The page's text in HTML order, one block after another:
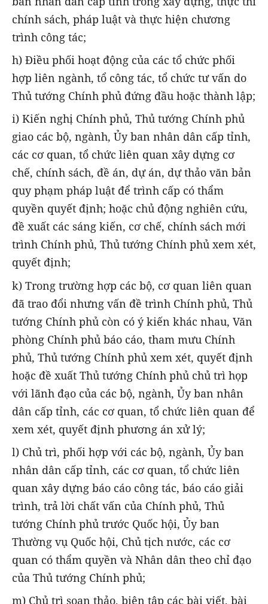
chính sách, pháp luật và thực hiện chương
trình công tác;
h) Điều phối hoạt động của các tổ chức phối
hợp liên ngành, tổ công tác, tổ chức tư vấn do
Thủ tướng Chính phủ đứng đầu hoặc thành lập;
i) Kiến nghị Chính phủ, Thủ tướng Chính phủ
giao các bộ, ngành, Ủy ban nhân dân cấp tỉnh,
các cơ quan, tổ chức liên quan xây dựng cơ
chế, chính sách, đề án, dự án, dự thảo văn bản
quy phạm pháp luật để trình cấp có thẩm
quyền quyết định; hoặc chủ động nghiên cứu,
đề xuất các sáng kiến, cơ chế, chính sách mới
trình Chính phủ, Thủ tướng Chính phủ xem xét,
quyết định;
k) Trong trường hợp các bộ, cơ quan liên quan
đã trao đổi nhưng vấn đề trình Chính phủ, Thủ
tướng Chính phủ còn có ý kiến khác nhau, Văn
phòng Chính phủ báo cáo, tham mưu Chính
phủ, Thủ tướng Chính phủ xem xét, quyết định
hoặc đề xuất Thủ tướng Chính phủ chủ trì họp
với lãnh đạo của các bộ, ngành, Ủy ban nhân
dân cấp tỉnh, các cơ quan, tổ chức liên quan để
xem xét, quyết định phương án xử lý;
l) Chủ trì, phối hợp với các bộ, ngành, Ủy ban
nhân dân cấp tỉnh, các cơ quan, tổ chức liên
quan xây dựng báo cáo công tác, báo cáo giải
trình, trả lời chất vấn của Chính phủ, Thủ
tướng Chính phủ trước Quốc hội, Ủy ban
Thường vụ Quốc hội, Chủ tịch nước, các cơ
quan có thẩm quyền và Nhân dân theo chỉ đạo
của Thủ tướng Chính phủ;
m) Chủ trì soạn thảo, biên tập các bài viết, bài